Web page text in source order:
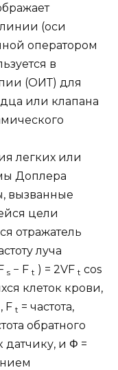
(оси
оператором
в
(ОИТ) для
или клапана
легких или
Доплера
вызванные
цели
отражатель
луча
s − F t ) = 2VF t cos
клеток крови,
F t = частота,
обратного
и Φ =